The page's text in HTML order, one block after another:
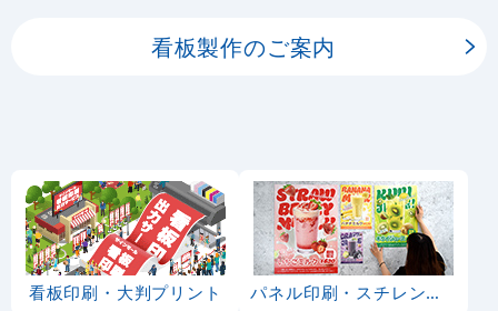
看板製作のご案内
看板印刷・大判プリント パネル印刷・スチレンボード